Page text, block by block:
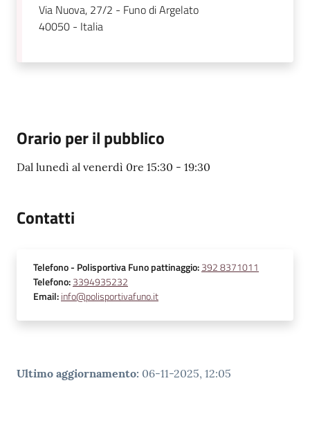
Via Nuova, 27/2 - Funo di Argelato
40050 - Italia
Orario per il pubblico
Dal lunedì al venerdì 0re 15:30 - 19:30
Contatti
Telefono- Polisportiva Funo pattinaggio:392 8371011
Telefono:3394935232
Email:info@polisportivafuno.it
Ultimo aggiornamento: 06-11-2025, 12:05